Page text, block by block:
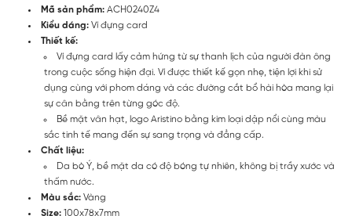
Mã sản phẩm: ACH0240Z4
Kiểu dáng: Ví đựng card
Thiết kế:
Ví đựng card lấy cảm hứng từ sự thanh lịch của người đàn ông
trong cuộc sống hiện đại. Ví được thiết kế gọn nhẹ, tiện lợi khi sử
dụng cùng với phom dáng và các đường cắt bổ hài hòa mang lại
sự cân bằng trên từng góc độ.
Bề mặt vân hạt, logo Aristino bằng kim loại dập nổi cùng màu
sắc tinh tế mang đến sự sang trọng và đẳng cấp.
Chất liệu:
Da bò Ý, bề mặt da có độ bóng tự nhiên, không bị trầy xước và
thấm nước.
Màu sắc: Vàng
Size: 100x78x7mm